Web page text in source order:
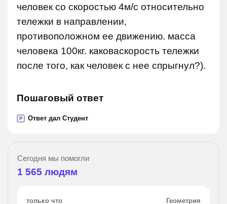
человек со скоростью 4м/с относительно
тележки в направлении,
противоположном ее движению. масса
человека 100кг. каковаскорость тележки
после того, как человек с нее спрыгнул?).
Пошаговый ответ
P Ответ дал Студент
Сегодня мы помогли
1 565 людям
только что Геометрия